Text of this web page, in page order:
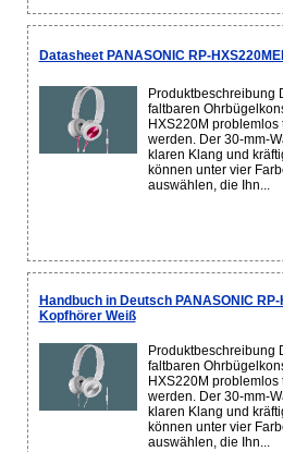
Datasheet PANASONIC RP-
Produktbeschreibung
faltbaren
HXS220M problemlos
werden. Der 30-mm-
klaren Klang und
können unter vier
auswählen, die Ihn...
Handbuch in Deutsch PANASONIC RP-
Kopfhörer Weiß
Produktbeschreibung
faltbaren
HXS220M problemlos
werden. Der 30-mm-
klaren Klang und
können unter vier
auswählen, die Ihn...